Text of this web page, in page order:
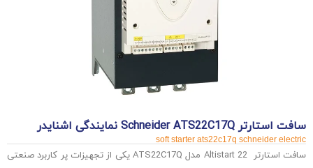
سافت استارتر Schneider ATS22C17Q نمایندگی اشنایدر
soft starter ats22c17q schneider electric
سافت استارتر Altistart 22 مدل ATS22C17Q یکی از تجهیزات پر کاربرد صنعتی